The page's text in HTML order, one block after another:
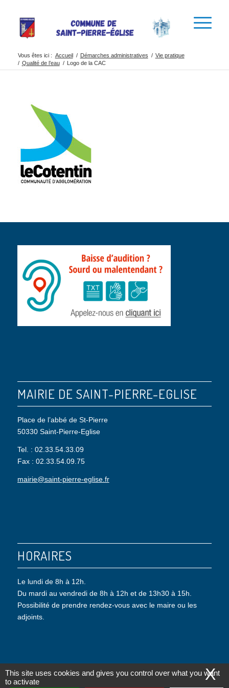
Vous êtes ici : Accueil / Démarches administratives / Vie pratique
/ Qualité de l’eau / Logo de la CAC
MAIRIE DE SAINT-PIERRE-EGLISE
Place de l’abbé de St-Pierre
50330 Saint-Pierre-Eglise
Tel. : 02.33.54.33.09
Fax : 02.33.54.09.75
mairie@saint-pierre-eglise.fr
HORAIRES
Le lundi de 8h à 12h.
Du mardi au vendredi de 8h à 12h et de 13h30 à 15h.
Possibilité de prendre rendez-vous avec le maire ou les
adjoints.
© Copyright - Saint-Pierre-Eglise | X
This site uses cookies and gives you control over what you want
to activate